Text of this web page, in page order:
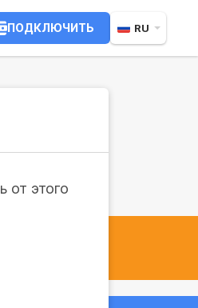
ПОДКЛЮЧИТЬ RU
от этого